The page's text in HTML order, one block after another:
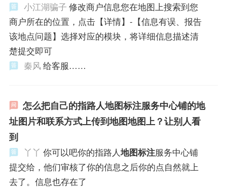
小江湖骗子 修改商户信息您在地图上搜索到您
商户所在的位置，点击【详情】-【信息有误、报告
该地点问题】选择对应的模块，将详细信息描述清
楚提交即可
秦风 给客服……
怎么把自己的指路人地图标注服务中心铺的地
址图片和联系方式上传到地图地图上？让别人看
到
丫丫 你可以吧你的指路人地图标注服务中心铺
提交给，他们审核了你的信息之后你的点自然就上
去了。信息也存在了